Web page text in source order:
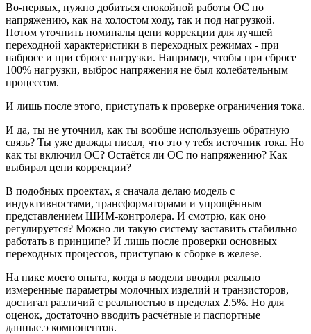
Во-первых, нужно добиться спокойной работы ОС по
напряжению, как на холостом ходу, так и под нагрузкой.
Потом уточнить номиналы цепи коррекции для лучшей
переходной характеристики в переходных режимах - при
набросе и при сбросе нагрузки. Например, чтобы при сбросе
100% нагрузки, выброс напряжения не был колебательным
процессом.
И лишь после этого, приступать к проверке ограничения тока.
И да, ты не уточнил, как ты вообще используешь обратную
связь? Ты уже дважды писал, что это у тебя источник тока. Но
как ты включил ОС? Остаётся ли ОС по напряжению? Как
выбирал цепи коррекции?
В подобных проектах, я сначала делаю модель с
индуктивностями, трансформаторами и упрощённым
представлением ШИМ-контролера. И смотрю, как оно
регулируется? Можно ли такую систему заставить стабильно
работать в принципе? И лишь после проверки основных
переходных процессов, приступаю к сборке в железе.
На пике моего опыта, когда в модели вводил реально
измеренные параметры молочных изделий и транзисторов,
достигал различий с реальностью в пределах 2.5%. Но для
оценок, достаточно вводить расчётные и паспортные
данные.э компонентов.